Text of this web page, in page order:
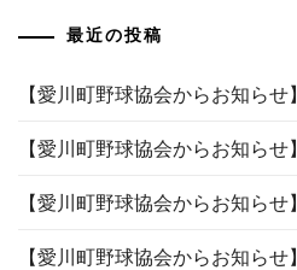
最近の投稿
【愛川町野球協会からお知らせ】
【愛川町野球協会からお知らせ】
【愛川町野球協会からお知らせ】
【愛川町野球協会からお知らせ】